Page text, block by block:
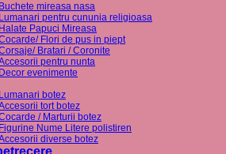
Buchete mireasa nasa
Lumanari pentru cununia religioasa
Halate Papuci Mireasa
Flori de pus in piept
Bratari / Coronite
pentru nunta
Decor evenimente
Lumanari botez
tort botez
/ Marturii botez
Figurine Nume Litere polistiren
diverse botez